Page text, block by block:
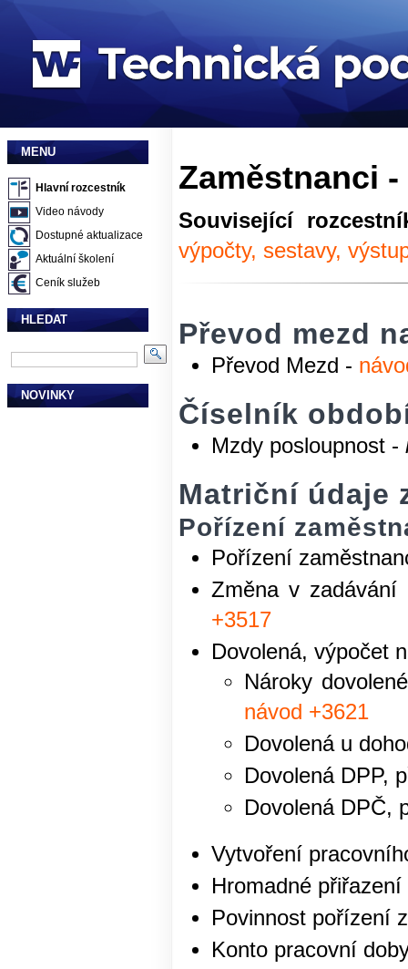
MENU
Hlavní rozcestník
Video návody
Dostupné aktualizace
Aktuální školení
Ceník služeb
HLEDAT
NOVINKY
Zaměstnanci
Související
výpočty, sestavy,
Převod mezd
Převod Mezd -
Číselník
Mzdy posloupnost -
Matriční údaje
Pořízení
Pořízení
Změna v
+3517
Dovolená, výpočet
Nároky
návod +3621
Dovolená u
Dovolená DPP,
Dovolená DPČ,
Vytvoření
Hromadné
Povinnost pořízení
Konto pracovní